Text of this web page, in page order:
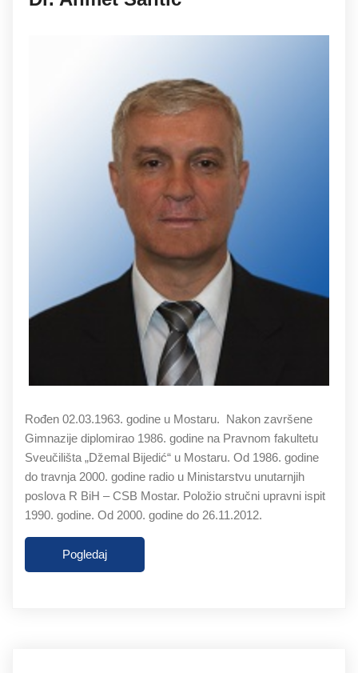
Rođen 02.03.1963. godine u Mostaru. Nakon završene
Gimnazije diplomirao 1986. godine na Pravnom fakultetu
Sveučilišta „Džemal Bijedić“ u Mostaru. Od 1986. godine
do travnja 2000. godine radio u Ministarstvu unutarnjih
poslova R BiH – CSB Mostar. Položio stručni upravni ispit
1990. godine. Od 2000. godine do 26.11.2012.
Pogledaj